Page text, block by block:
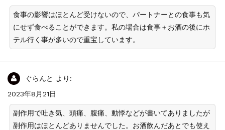
食事の影響はほとんど受けないので、パートナーとの食事も気
にせず食べることができます。私の場合は食事＋お酒の後にホ
テル行く事が多いので重宝しています。
ぐらんと
より:
2023年8月21日
副作用で吐き気、頭痛、腹痛、動悸などが書いてありましたが
副作用はほとんどありませんでした。お酒飲んだあとでも使え